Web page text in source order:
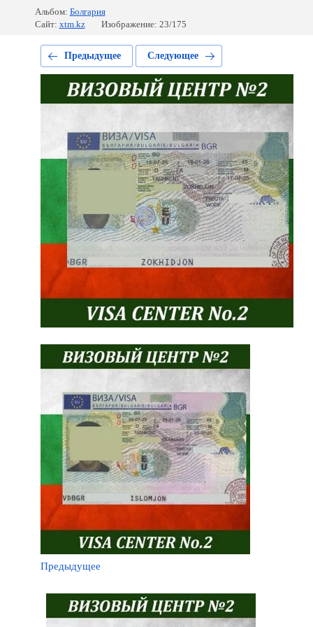
Альбом: Болгария
Сайт: xtm.kz Изображение: 23/175
Предыдущее Следующее
Предыдущее